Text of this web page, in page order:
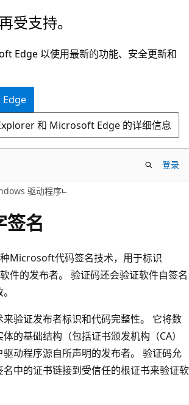
受支持。
Edge 以使用最新的功能、安全更新和
和 Microsoft Edge 的详细信息
登录
驱动程序
签名
Microsoft代码签名技术，用于标识
件的发布者。 验证码还会验证软件自签名
验证发布者标识和代码完整性。 它将数
的基础结构（包括证书颁发机构（CA）
动程序源自所声明的发布者。 验证码允
中的证书链接到受信任的根证书来验证软